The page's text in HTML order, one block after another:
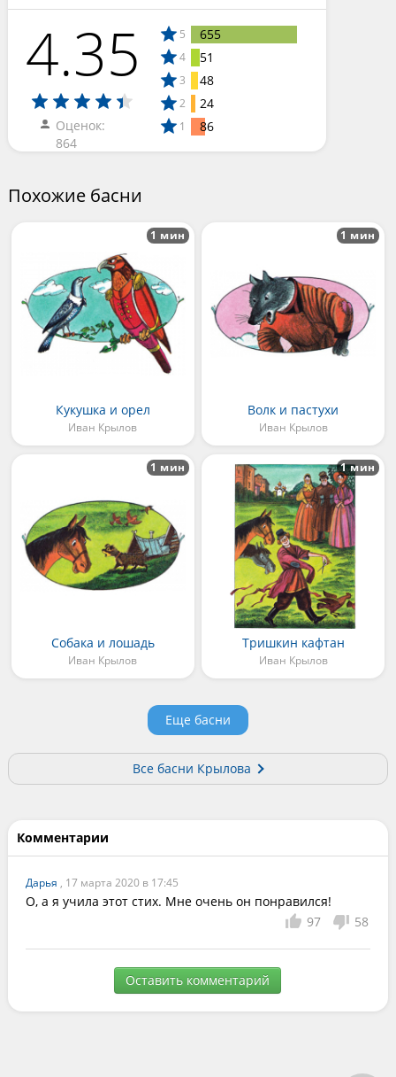
4.35
Оценок:
864
5 655
4 51
3 48
2 24
1 86
Похожие басни
Кукушка и орел
Иван Крылов
1 мин
Волк и пастухи
Иван Крылов
1 мин
Собака и лошадь
Иван Крылов
1 мин
Тришкин кафтан
Иван Крылов
1 мин
Еще басни
Все басни Крылова
Комментарии
Дарья , 17 марта 2020 в 17:45
О, а я учила этот стих. Мне очень он понравился!
97
58
Оставить комментарий